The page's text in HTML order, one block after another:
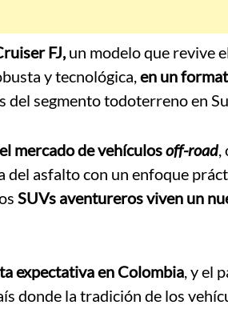
FJ,un modelo que revive
y tecnológica,en un
segmento todoterreno en
mercado de vehículosoff-road,
asfalto con un enfoque
SUVs aventureros viven un
expectativa en Colombia, y el
donde la tradición de los